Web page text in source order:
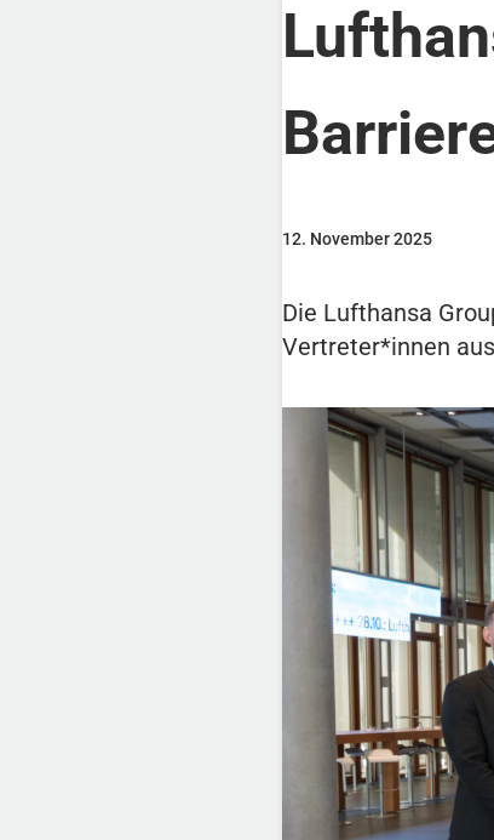
12. November 2025
Die Lufthansa
Vertreter*innen